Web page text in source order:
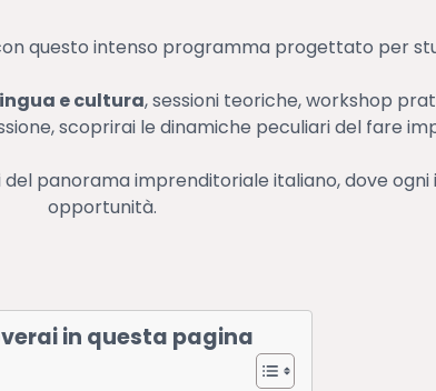
questo intenso programma progettato per
e cultura, sessioni teoriche, workshop
scoprirai le dinamiche peculiari del fare
panorama imprenditoriale italiano, dove
opportunità.
in questa pagina